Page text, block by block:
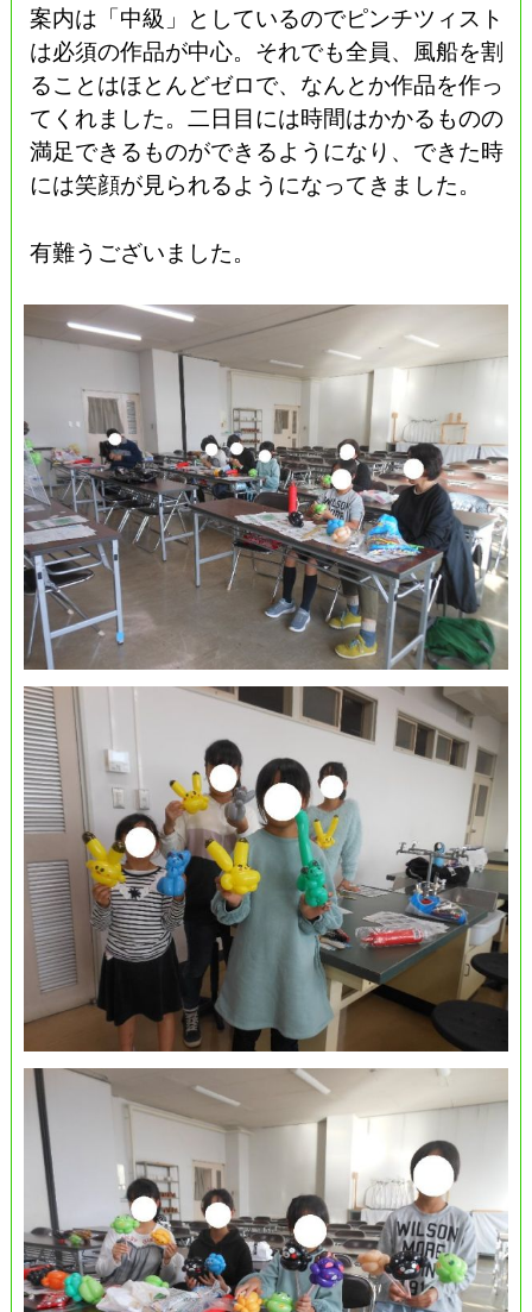
案内は「中級」としているのでピンチツィスト
は必須の作品が中心。それでも全員、風船を割
ることはほとんどゼロで、なんとか作品を作っ
てくれました。二日目には時間はかかるものの
満足できるものができるようになり、できた時
には笑顔が見られるようになってきました。
有難うございました。